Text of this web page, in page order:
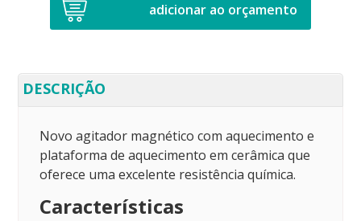
adicionar ao orçamento
DESCRIÇÃO
Novo agitador magnético com aquecimento e
plataforma de aquecimento em cerâmica que
oferece uma excelente resistência química.
Características